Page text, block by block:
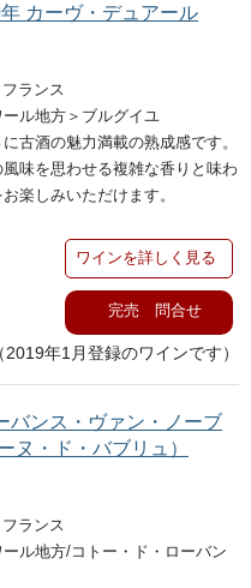
カーヴ・デュアール
フランス
ール地方＞ブルグイユ
に古酒の魅力満載の熟成感です。
風味を思わせる複雑な香りと味わ
お楽しみいただけます。
ワインを詳しく見る
完売 問合せ
（2019年1月登録のワインです）
バンス・ヴァン・ノーブ
ヌ・ド・バブリュ）
フランス
ール地方/コトー・ド・ローバン